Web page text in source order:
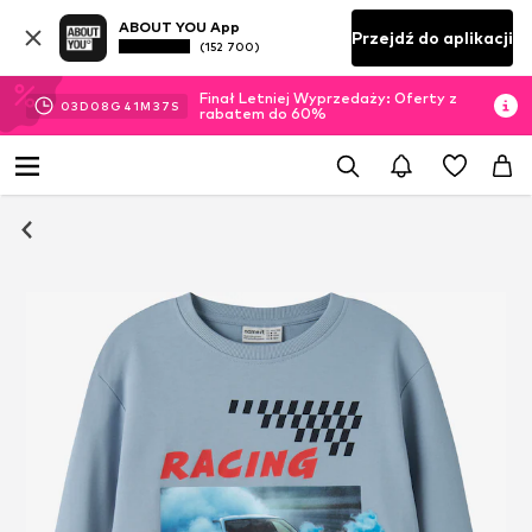
ABOUT YOU App
(152 700) Przejdź do aplikacji
03D 08 G 41M 37 S
Finał Letniej Wyprzedaży: Oferty z
rabatem do 60%